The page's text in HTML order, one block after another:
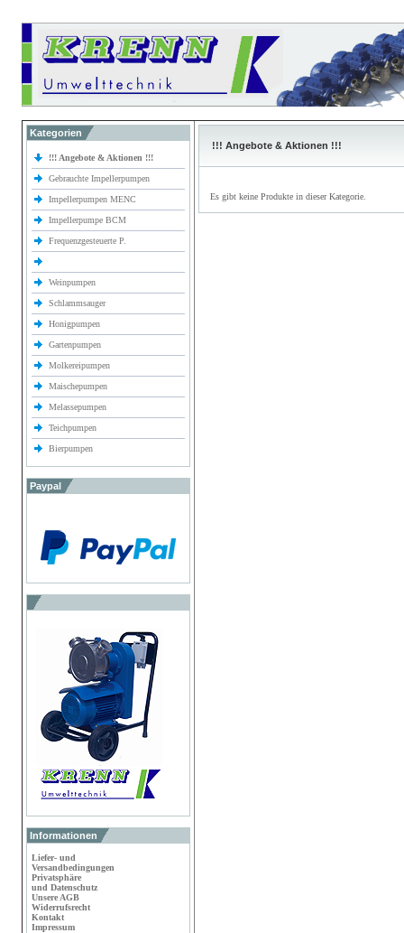
Kategorien
!!! Angebote & Aktionen !!!
Gebrauchte Impellerpumpen
Impellerpumpen MENC
Impellerpumpe BCM
Frequenzgesteuerte P.
Weinpumpen
Schlammsauger
Honigpumpen
Gartenpumpen
Molkereipumpen
Maischepumpen
Melassepumpen
Teichpumpen
Bierpumpen
Paypal
Informationen
Liefer- und
Versandbedingungen
Privatsphäre
und Datenschutz
Unsere AGB
Widerrufsrecht
Kontakt
Impressum
!!! Angebote & Aktionen !!!
Es gibt keine Produkte in dieser Kategorie.